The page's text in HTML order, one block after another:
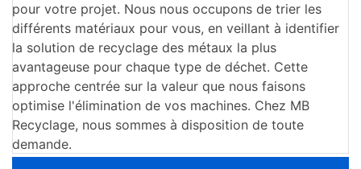
pour votre projet. Nous nous occupons de trier les
différents matériaux pour vous, en veillant à identifier
la solution de recyclage des métaux la plus
avantageuse pour chaque type de déchet. Cette
approche centrée sur la valeur que nous faisons
optimise l'élimination de vos machines. Chez MB
Recyclage, nous sommes à disposition de toute
demande.